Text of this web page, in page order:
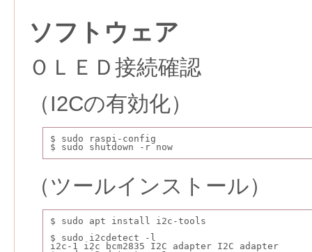
ソフトウェア
ＯＬＥＤ接続確認
（I2Cの有効化）
$ sudo raspi-config
$ sudo shutdown -r now
（ツールインストール）
$ sudo apt install i2c-tools
$ sudo i2cdetect -l
i2c-1 i2c bcm2835 I2C adapter I2C adapter